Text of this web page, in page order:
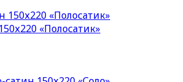
«Полосатик»